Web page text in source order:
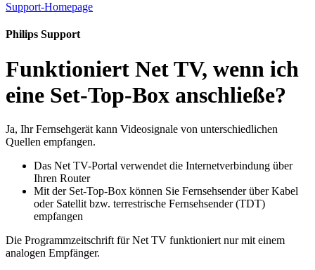
Support-Homepage
Philips Support
Funktioniert Net TV, wenn ich
eine Set-Top-Box anschließe?
Ja, Ihr Fernsehgerät kann Videosignale von unterschiedlichen
Quellen empfangen.
Das Net TV-Portal verwendet die Internetverbindung über
Ihren Router
Mit der Set-Top-Box können Sie Fernsehsender über Kabel
oder Satellit bzw. terrestrische Fernsehsender (TDT)
empfangen
Die Programmzeitschrift für Net TV funktioniert nur mit einem
analogen Empfänger.